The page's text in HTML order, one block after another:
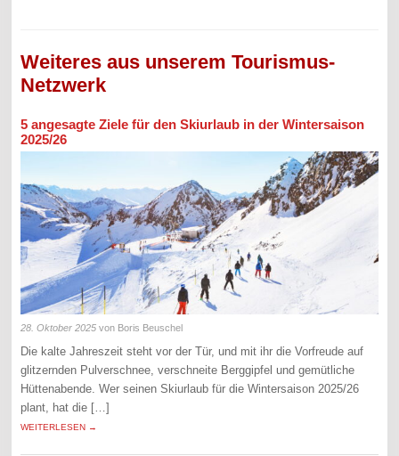
Weiteres aus unserem Tourismus-
Netzwerk
5 angesagte Ziele für den Skiurlaub in der Wintersaison
2025/26
28. Oktober 2025 von Boris Beuschel
Die kalte Jahreszeit steht vor der Tür, und mit ihr die Vorfreude auf
glitzernden Pulverschnee, verschneite Berggipfel und gemütliche
Hüttenabende. Wer seinen Skiurlaub für die Wintersaison 2025/26
plant, hat die […]
WEITERLESEN →